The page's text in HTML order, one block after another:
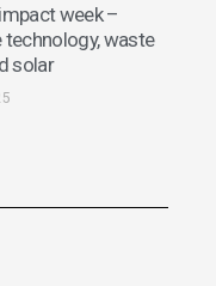
week –
technology, waste
solar